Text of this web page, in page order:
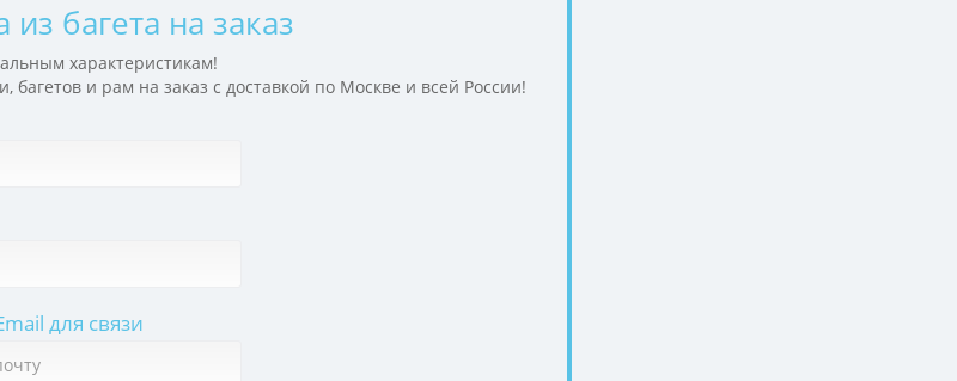
багета на заказ
характеристикам!
багетов и рам на заказ с доставкой по Москве и всей России!
для связи